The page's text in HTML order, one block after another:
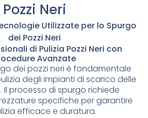
Pozzi Neri
Utilizzate per lo Spurgo
dei Pozzi Neri
di Pulizia Pozzi Neri con
Avanzate
dei pozzi neri è fondamentale
degli impianti di scarico delle
Il processo di spurgo richiede
specifiche per garantire
efficace e duratura.